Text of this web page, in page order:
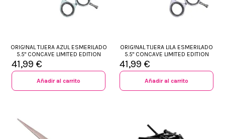
ORIG!NAL TIJERA AZUL ESMERILADO
5.5" CONCAVE LIMITED EDITION
41,99 €
Añadir al carrito
ORIG!NAL TIJERA LILA ESMERILADO
5.5" CONCAVE LIMITED EDITION
41,99 €
Añadir al carrito